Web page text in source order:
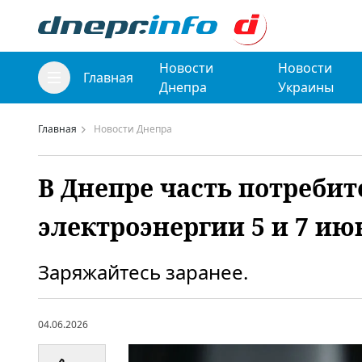
Главная
Новости
Днепра
Новости
Украины
Главная Новости Днепра
В Днепре часть
электроэнергии 5 и 7
Заряжайтесь заранее.
04.06.2026